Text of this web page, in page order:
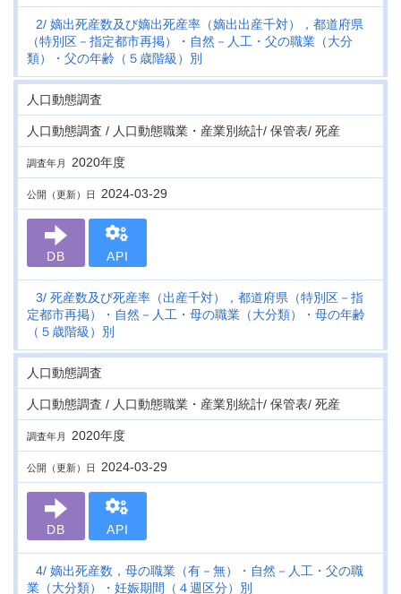
2 嫡出死産数及び嫡出死産率（嫡出出産千対），都道府県
（特別区－指定都市再掲）・自然－人工・父の職業（大分
類）・父の年齢（５歳階級）別
人口動態調査
人口動態調査 / 人口動態職業・産業別統計/ 保管表/ 死産
調査年月 2020年度
公開（更新）日 2024-03-29
DB API
3 死産数及び死産率（出産千対），都道府県（特別区－指
定都市再掲）・自然－人工・母の職業（大分類）・母の年齢
（５歳階級）別
人口動態調査
人口動態調査 / 人口動態職業・産業別統計/ 保管表/ 死産
調査年月 2020年度
公開（更新）日 2024-03-29
DB API
4 嫡出死産数，母の職業（有－無）・自然－人工・父の職
業（大分類）・妊娠期間（４週区分）別